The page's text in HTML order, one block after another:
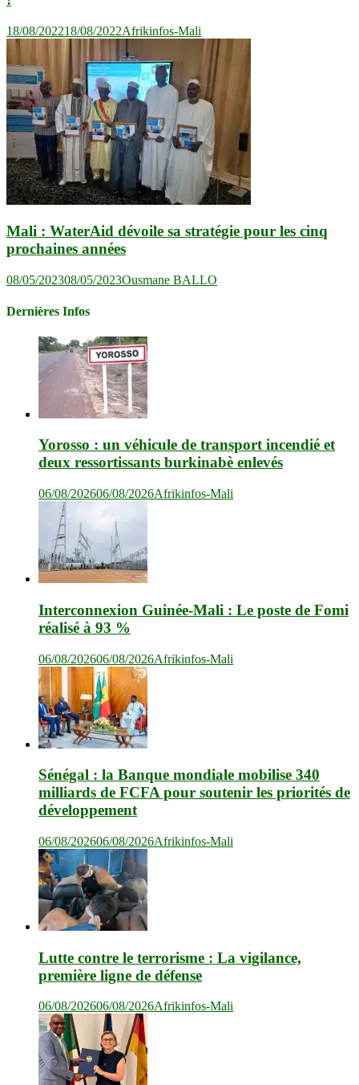
18/08/202218/08/2022Afrikinfos-Mali
Mali : WaterAid dévoile sa stratégie pour les cinq
prochaines années
08/05/202308/05/2023Ousmane BALLO
Dernières Infos
Yorosso : un véhicule de transport incendié et
deux ressortissants burkinabè enlevés
06/08/202606/08/2026Afrikinfos-Mali
Interconnexion Guinée-Mali : Le poste de Fomi
réalisé à 93 %
06/08/202606/08/2026Afrikinfos-Mali
Sénégal : la Banque mondiale mobilise 340
milliards de FCFA pour soutenir les priorités de
développement
06/08/202606/08/2026Afrikinfos-Mali
Lutte contre le terrorisme : La vigilance,
première ligne de défense
06/08/202606/08/2026Afrikinfos-Mali